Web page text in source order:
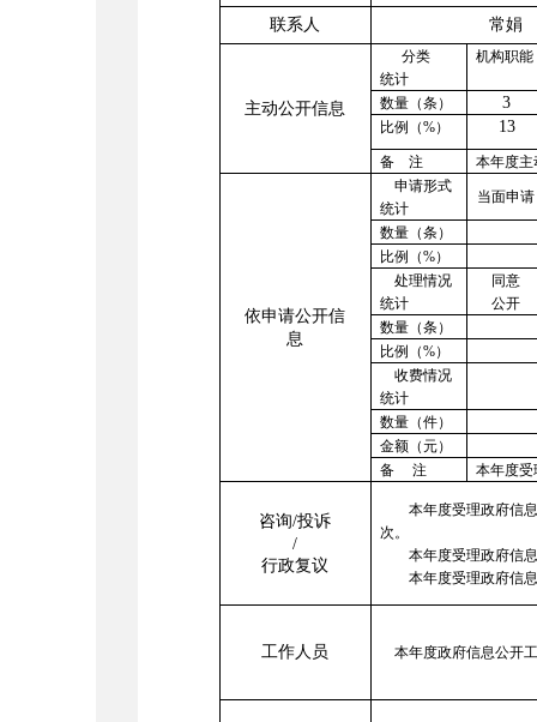
联系人
常娟
主动公开信息
分类
统计
机构职能
数量（条） 3
比例（%） 13
备 注 本年度主
依申请公开信
息
申请形式
统计
当面申请
数量（条）
比例（%）
处理情况
统计
同意
公开
数量（条）
比例（%）
收费情况
统计
数量（件）
金额（元）
备 注
本年度受
咨询/投诉
/
行政复议
本年度受理政府信
次。
本年度受理政府信
本年度受理政府信
工作人员 本年度政府信息公开